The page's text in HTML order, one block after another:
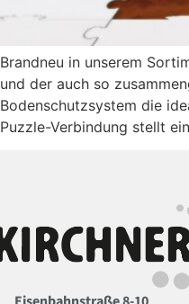
Brandneu in unserem
und der auch so
Bodenschutzsystem die
Puzzle-Verbindung stellt